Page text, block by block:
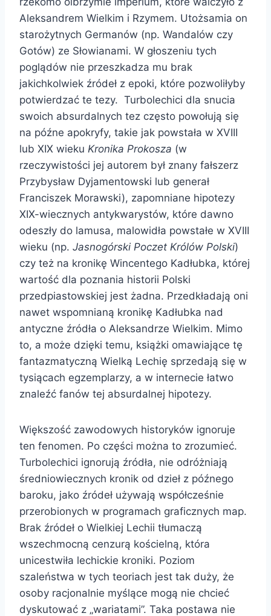
Aleksandrem Wielkim i Rzymem. Utożsamia on
starożytnych Germanów (np. Wandalów czy
Gotów) ze Słowianami. W głoszeniu tych
poglądów nie przeszkadza mu brak
jakichkolwiek źródeł z epoki, które pozwoliłyby
potwierdzać te tezy. Turbolechici dla snucia
swoich absurdalnych tez często powołują się
na późne apokryfy, takie jak powstała w XVIII
lub XIX wieku Kronika Prokosza (w
rzeczywistości jej autorem był znany fałszerz
Przybysław Dyjamentowski lub generał
Franciszek Morawski), zapomniane hipotezy
XIX-wiecznych antykwarystów, które dawno
odeszły do lamusa, malowidła powstałe w XVIII
wieku (np. Jasnogórski Poczet Królów Polski)
czy też na kronikę Wincentego Kadłubka, której
wartość dla poznania historii Polski
przedpiastowskiej jest żadna. Przedkładają oni
nawet wspomnianą kronikę Kadłubka nad
antyczne źródła o Aleksandrze Wielkim. Mimo
to, a może dzięki temu, książki omawiające tę
fantazmatyczną Wielką Lechię sprzedają się w
tysiącach egzemplarzy, a w internecie łatwo
znaleźć fanów tej absurdalnej hipotezy.
Większość zawodowych historyków ignoruje
ten fenomen. Po części można to zrozumieć.
Turbolechici ignorują źródła, nie odróżniają
średniowiecznych kronik od dzieł z późnego
baroku, jako źródeł używają współcześnie
przerobionych w programach graficznych map.
Brak źródeł o Wielkiej Lechii tłumaczą
wszechmocną cenzurą kościelną, która
unicestwiła lechickie kroniki. Poziom
szaleństwa w tych teoriach jest tak duży, że
osoby racjonalnie myślące mogą nie chcieć
dyskutować z „wariatami”. Taka postawa nie